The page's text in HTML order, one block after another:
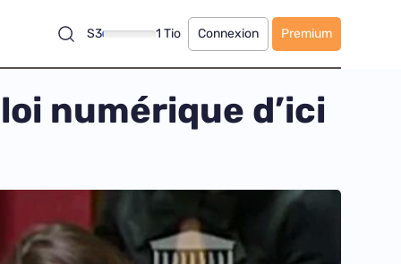
S3 1 Tio Connexion Premium
numérique d’ici